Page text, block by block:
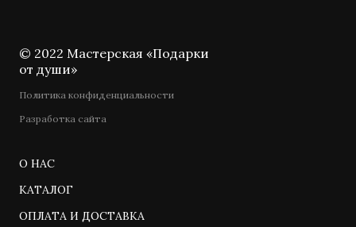
© 2022 Мастерская «Подарки
от души»
Политика конфиденциальности
Разработка сайта
О НАС
КАТАЛОГ
ОПЛАТА И ДОСТАВКА